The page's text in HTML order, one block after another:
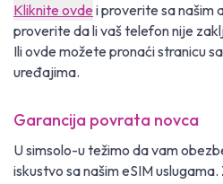
Kliknite ovde i proverite sa našim
proverite da li vaš telefon nije
Ili ovde možete pronaći stranicu
uređajima.
Garancija povrata novca
U simsolo-u težimo da vam
iskustvo sa našim eSIM